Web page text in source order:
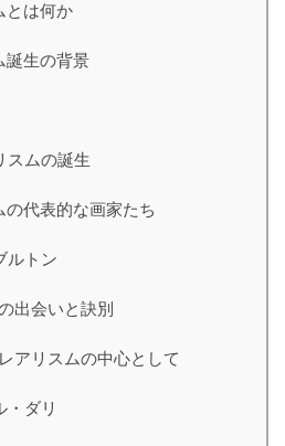
とは何か
誕生の背景
スムの誕生
の代表的な画家たち
ルトン
出会いと訣別
アリスムの中心として
・ダリ